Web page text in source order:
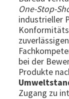
industrieller
bei der
Produkte
Zugang zu